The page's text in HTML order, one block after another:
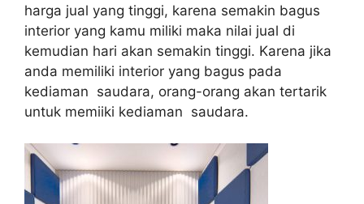
harga jual yang tinggi, karena semakin bagus
interior yang kamu miliki maka nilai jual di
kemudian hari akan semakin tinggi. Karena jika
anda memiliki interior yang bagus pada
kediaman saudara, orang-orang akan tertarik
untuk memiiki kediaman saudara.